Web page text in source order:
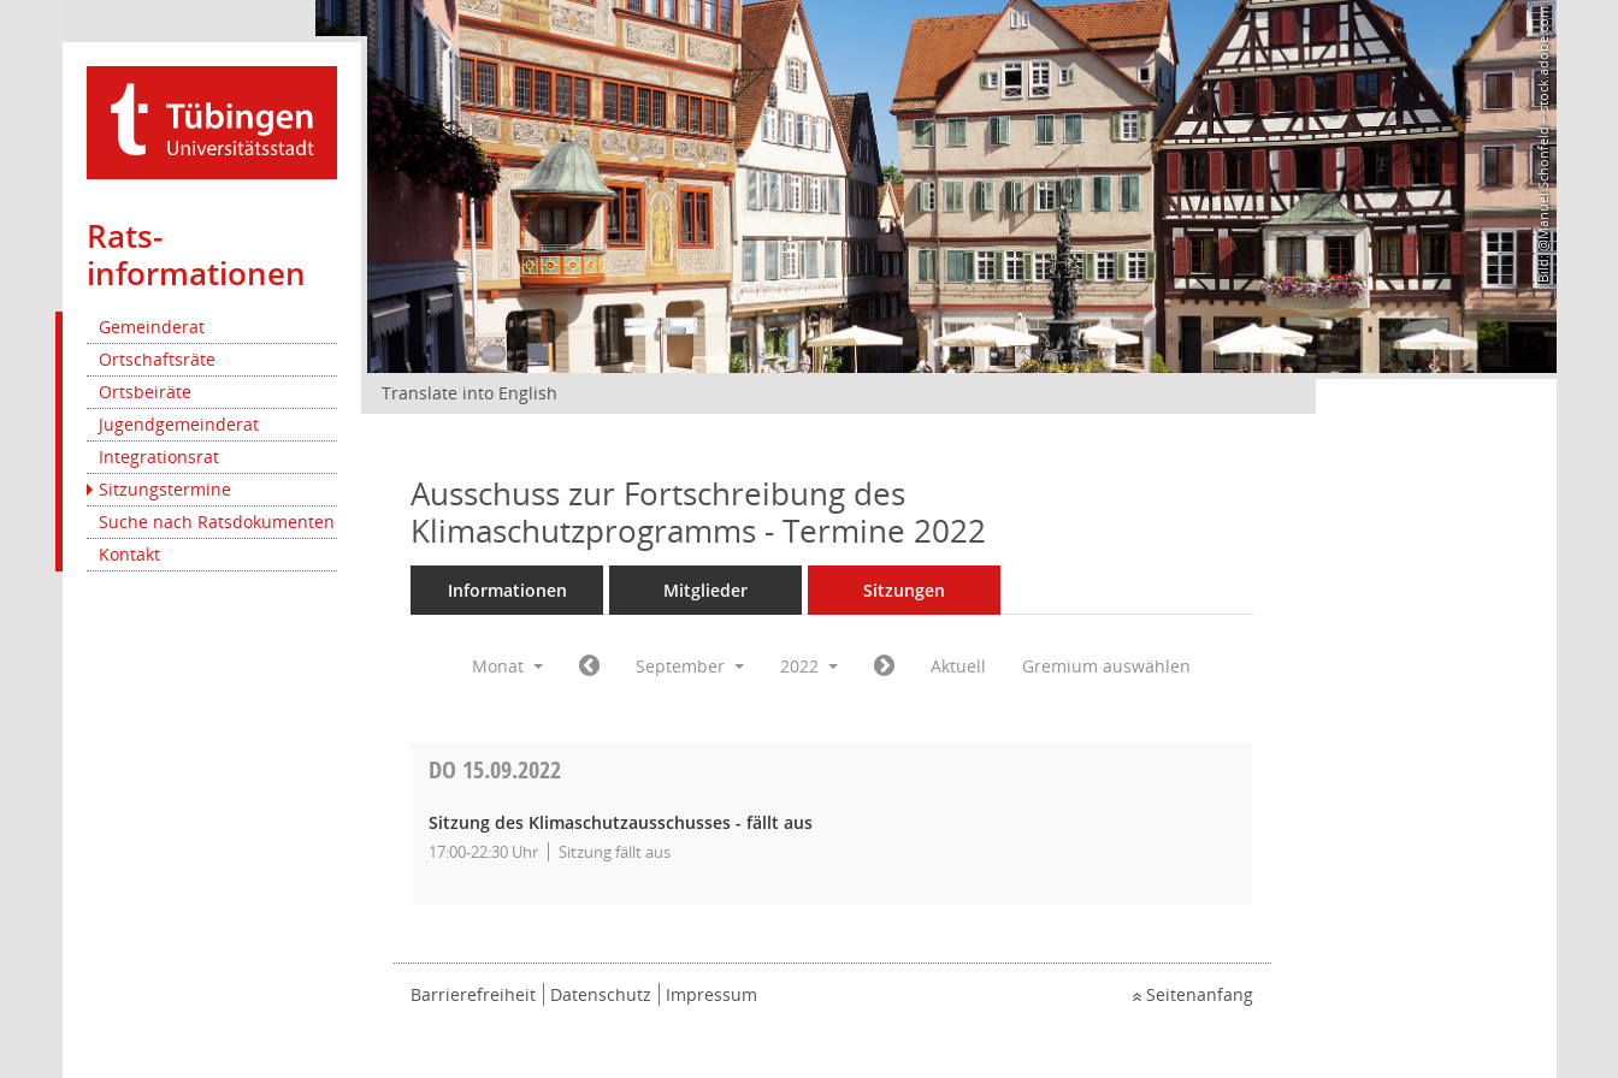
Rats­
informationen
Gemeinderat
Ortschaftsräte
Ortsbeiräte
Jugendgemeinderat
Integrationsrat
Sitzungstermine
Suche nach Ratsdokumenten
Kontakt
Bild: @Manuel Schönfeld – stock.adobe.com
Translate into English
Ausschuss zur Fortschreibung des
Klimaschutzprogramms - Termine 2022
Informationen Mitglieder Sitzungen
Monat September 2022 Aktuell Gremium auswählen
DO 15.09.2022
Sitzung des Klimaschutzausschusses - fällt aus
17:00-22:30 Uhr Sitzung fällt aus
Barrierefreiheit Datenschutz Impressum Seitenanfang